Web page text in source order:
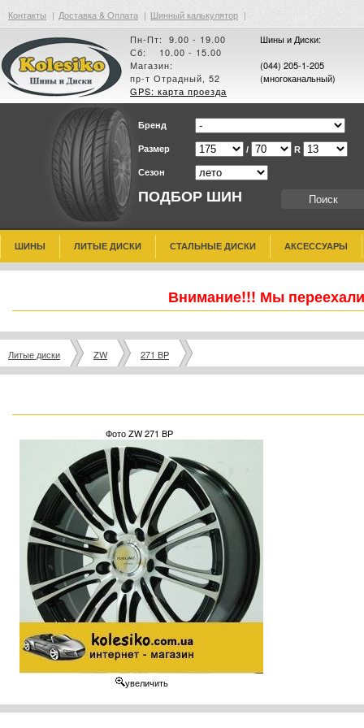
Контакты | Доставка & Оплата | Шинный калькулятор |
Пн-Пт: 9.00 - 19.00
Сб: 10.00 - 15.00
Магазин:
пр-т Отрадный, 52
GPS: карта проезда
Шины и Диски:
(044) 205-1-205
(многоканальный)
ПОДБОР ШИН
Бренд
Размер / R
Сезон
ШИНЫ ЛИТЫЕ ДИСКИ СТАЛЬНЫЕ ДИСКИ АКСЕССУАРЫ
Внимание!!! Мы
Литые диски ZW 271 BP
Фото ZW 271 BP
увеличить